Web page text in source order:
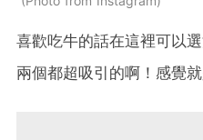
喜歡吃牛的話在這裡可以
兩個都超吸引的啊！感覺